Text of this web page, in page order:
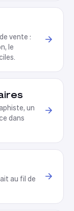
vente :
le
un
dans
au fil de